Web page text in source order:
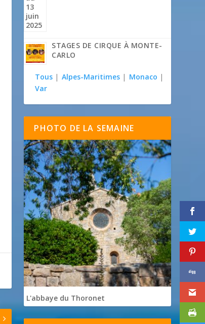
STAGES DE CIRQUE À MONTE-
CARLO
Tous | Alpes-Maritimes | Monaco |
Var
PHOTO DE LA SEMAINE
L'abbaye du Thoronet